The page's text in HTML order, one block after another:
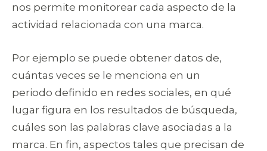
nos permite monitorear cada aspecto de la
actividad relacionada con una marca.
Por ejemplo se puede obtener datos de,
cuántas veces se le menciona en un
periodo definido en redes sociales, en qué
lugar figura en los resultados de búsqueda,
cuáles son las palabras clave asociadas a la
marca. En fin, aspectos tales que precisan de